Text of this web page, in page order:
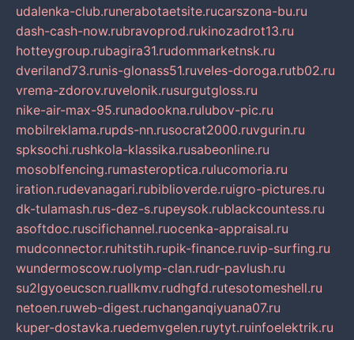
udalenka-club.runerabotaetsite.rucarszona-bu.ru
dash-cash-now.rubravoprod.rukinozadrot13.ru
hotteygroup.rubagira31.rudommarketnsk.ru
dveriland73.runis-glonass51.ruveles-doroga.rutb02.ru
vrema-zdorov.ruvelonik.rusurgutgloss.ru
nike-air-max-95.runadookna.rulubov-pic.ru
mobilreklama.rupds-nn.rusocrat2000.ruvgurin.ru
spksochi.rushkola-klassika.rusabeonline.ru
mosoblfencing.rumasteroptica.rulucomoria.ru
iration.rudevanagari.rubiblioverde.ruigro-pictures.ru
dk-tulamash.rus-dez-s.rupeysok.rublackcountess.ru
asoftdoc.ruscifichannel.ruocenka-appraisal.ru
mudconnector.ruhitstih.rupik-finance.ruvip-surfing.ru
wundermoscow.ruolymp-clan.rudr-pavlush.ru
su2lgyoeucscn.ruallkmv.rudhgfd.rutesotomeshell.ru
netoen.ruweb-digest.ruchanganqiyuana07.ru
kuper-dostavka.ruedemvgelen.ruytyt.ruinfoelektrik.ru